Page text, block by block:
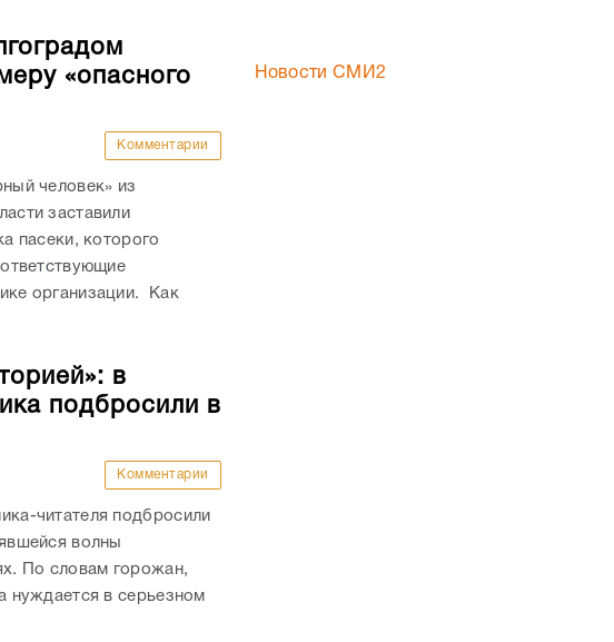
«опасного
Комментарии
человек» из
заставили
пасеки, которого
организации. Как
в
подбросили в
Комментарии
читателя подбросили
волны
По словам горожан,
нуждается в серьезном
Новости СМИ2